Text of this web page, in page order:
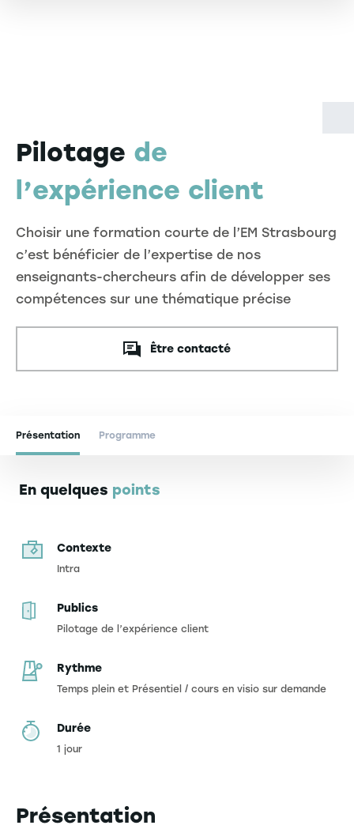
Pilotage de
l’expérience client
Choisir une formation courte de l’EM Strasbourg
c’est bénéficier de l’expertise de nos
enseignants-chercheurs afin de développer ses
compétences sur une thématique précise
Être contacté
Présentation Programme
En quelques points
Contexte
Intra
Publics
Pilotage de l’expérience client
Rythme
Temps plein et Présentiel / cours en visio sur demande
Durée
1 jour
Présentation